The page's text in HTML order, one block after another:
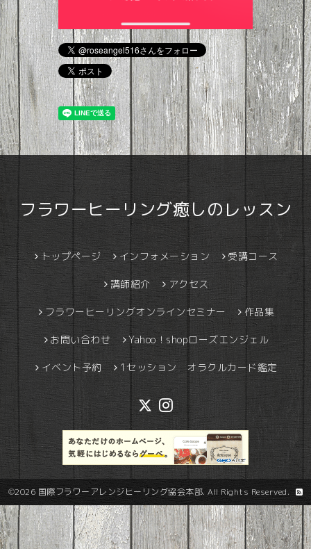
フラワーヒーリング癒しのレッスン
トップページ インフォメーション 受講コース
講師紹介 アクセス
フラワーヒーリングオンラインセミナー 作品集
お問い合わせ Yahoo！shopローズエンジェル
イベント予約 1セッション オラクルカード鑑定
©2026 国際フラワーアレンジヒーリング協会本部. All Rights Reserved.